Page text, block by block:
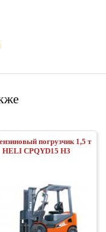
погрузчик 1,5 т
HELI CPQYD15 H3